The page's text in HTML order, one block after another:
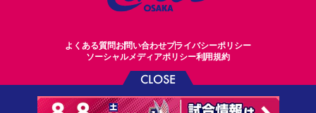
CLOSE
よくある質問お問い合わせプライバシーポリシー
ソーシャルメディアポリシー利用規約
©CEREZO OSAKA CO.,LTD.